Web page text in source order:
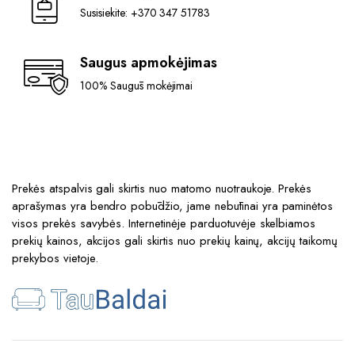
Susisiekite: +370 347 51783
Saugus apmokėjimas
100% Saugūs mokėjimai
Prekės atspalvis gali skirtis nuo matomo nuotraukoje. Prekės
aprašymas yra bendro pobūdžio, jame nebūtinai yra paminėtos
visos prekės savybės. Internetinėje parduotuvėje skelbiamos
prekių kainos, akcijos gali skirtis nuo prekių kainų, akcijų taikomų
prekybos vietoje.